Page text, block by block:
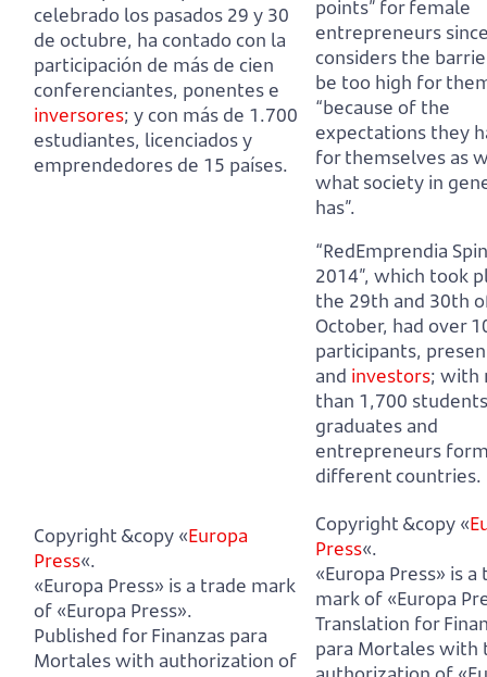
celebrado los pasados 29 y 30
de octubre, ha contado con la
participación de más de cien
conferenciantes, ponentes e
inversores; y con más de 1.700
estudiantes, licenciados y
emprendedores de 15 países.
points” for female
entrepreneurs
considers the
be too high for
“because of the
expectations they
for themselves as
what society in
has”.
“RedEmprendia Spin
2014”, which took
the 29th and 30th
October, had over
participants,
and investors; with
than 1,700
graduates and
entrepreneurs
different countries.
Copyright &copy «Europa
Press«.
«Europa Press» is a trade mark
of «Europa Press».
Published for Finanzas para
Mortales with authorization of
Copyright &copy «
Press«.
«Europa Press» is a
mark of «Europa
Translation for
para Mortales with